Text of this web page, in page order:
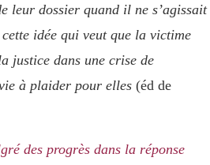
leur dossier quand il ne s’agissait
idée qui veut que la victime
justice dans une crise de
à plaider pour elles (éd de
des progrès dans la réponse